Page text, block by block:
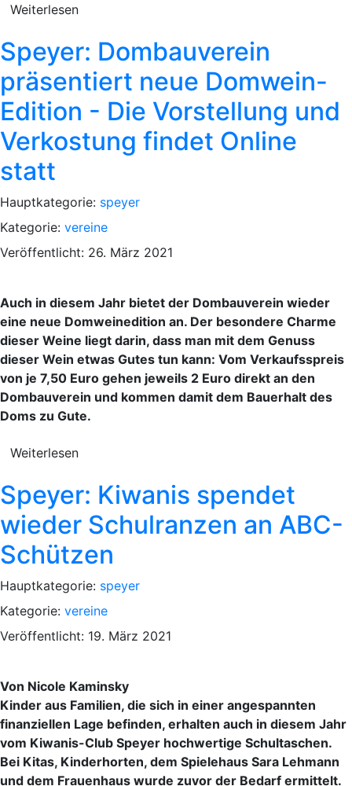
Weiterlesen
Speyer: Dombauverein
präsentiert neue Domwein-
Edition - Die Vorstellung und
Verkostung findet Online
statt
Hauptkategorie: speyer
Kategorie: vereine
Veröffentlicht: 26. März 2021
Auch in diesem Jahr bietet der Dombauverein wieder
eine neue Domweinedition an. Der besondere Charme
dieser Weine liegt darin, dass man mit dem Genuss
dieser Wein etwas Gutes tun kann: Vom Verkaufsspreis
von je 7,50 Euro gehen jeweils 2 Euro direkt an den
Dombauverein und kommen damit dem Bauerhalt des
Doms zu Gute.
Weiterlesen
Speyer: Kiwanis spendet
wieder Schulranzen an ABC-
Schützen
Hauptkategorie: speyer
Kategorie: vereine
Veröffentlicht: 19. März 2021
Von Nicole Kaminsky
Kinder aus Familien, die sich in einer angespannten
finanziellen Lage befinden, erhalten auch in diesem Jahr
vom Kiwanis-Club Speyer hochwertige Schultaschen.
Bei Kitas, Kinderhorten, dem Spielehaus Sara Lehmann
und dem Frauenhaus wurde zuvor der Bedarf ermittelt.